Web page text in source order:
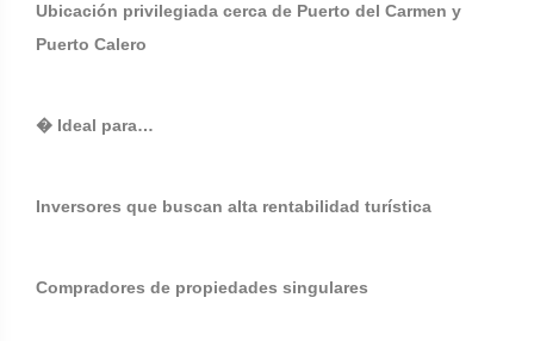
Ubicación privilegiada cerca de Puerto del Carmen y
Puerto Calero
� Ideal para…
Inversores que buscan alta rentabilidad turística
Compradores de propiedades singulares